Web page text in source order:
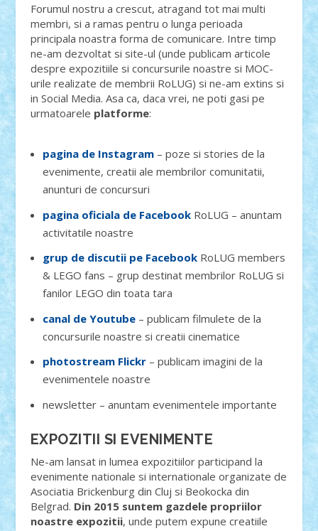
Forumul nostru a crescut, atragand tot mai multi
membri, si a ramas pentru o lunga perioada
principala noastra forma de comunicare. Intre timp
ne-am dezvoltat si site-ul (unde publicam articole
despre expozitiile si concursurile noastre si MOC-
urile realizate de membrii RoLUG) si ne-am extins si
in Social Media. Asa ca, daca vrei, ne poti gasi pe
urmatoarele platforme:
pagina de Instagram– poze si stories de la
evenimente, creatii ale membrilor comunitatii,
anunturi de concursuri
pagina oficiala de FacebookRoLUG – anuntam
activitatile noastre
grup de discutii pe FacebookRoLUG members
& LEGO fans – grup destinat membrilor RoLUG si
fanilor LEGO din toata tara
canal de Youtube– publicam filmulete de la
concursurile noastre si creatii cinematice
photostream Flickr– publicam imagini de la
evenimentele noastre
newsletter – anuntam evenimentele importante
EXPOZITII SI EVENIMENTE
Ne-am lansat in lumea expozitiilor participand la
evenimente nationale si internationale organizate de
Asociatia Brickenburg din Cluj si Beokocka din
Belgrad. Din 2015 suntem gazdele propriilor
noastre expozitii, unde putem expune creatiile